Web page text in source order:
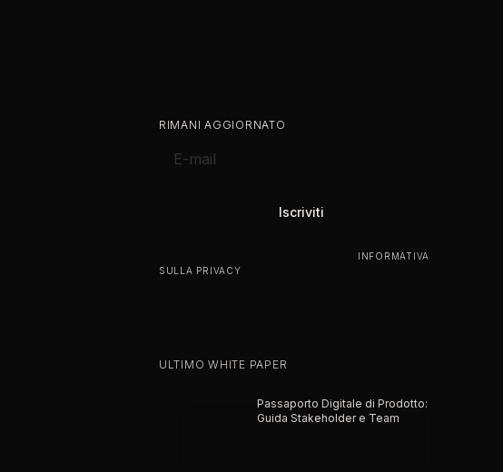
RIMANI AGGIORNATO
INFORMATIVA
SULLA PRIVACY
ULTIMO WHITE PAPER
Passaporto Digitale di Prodotto:
Guida Stakeholder e Team